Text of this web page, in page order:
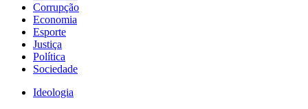
Corrupção
Economia
Esporte
Justiça
Política
Sociedade
Ideologia